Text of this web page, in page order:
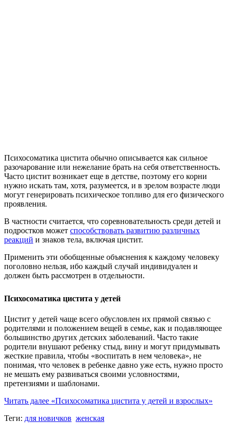
Психосоматика цистита обычно описывается как сильное
разочарование или нежелание брать на себя ответственность.
Часто цистит возникает еще в детстве, поэтому его корни
нужно искать там, хотя, разумеется, и в зрелом возрасте люди
могут генерировать психическое топливо для его физического
проявления.
В частности считается, что соревновательность среди детей и
подростков может способствовать развитию различных
реакций и знаков тела, включая цистит.
Применить эти обобщенные объяснения к каждому человеку
поголовно нельзя, ибо каждый случай индивидуален и
должен быть рассмотрен в отдельности.
Психосоматика цистита у детей
Цистит у детей чаще всего обусловлен их прямой связью с
родителями и положением вещей в семье, как и подавляющее
большинство других детских заболеваний. Часто такие
родители внушают ребенку стыд, вину и могут придумывать
жесткие правила, чтобы «воспитать в нем человека», не
понимая, что человек в ребенке давно уже есть, нужно просто
не мешать ему развиваться своими условностями,
претензиями и шаблонами.
Читать далее «Психосоматика цистита у детей и взрослых»
Теги: для новичков женская